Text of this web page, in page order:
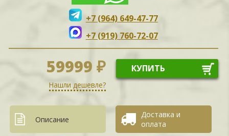
+7 (964) 649-47-77
+7 (919) 760-72-07
59999 ₽ КУПИТЬ
Нашли дешевле?
Описание
Доставка и
оплата